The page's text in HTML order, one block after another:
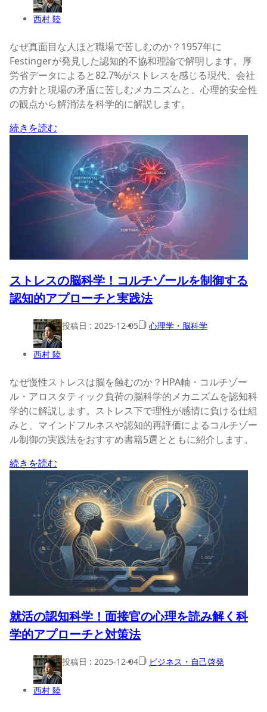
西村 陸
なぜ真面目な人ほど職場で苦しむのか？1957年に
Festingerが発見した認知的不協和理論で解明します。厚
労省データによると82.7%がストレスを感じる現代、会社
の方針と現場の矛盾に苦しむメカニズムと、心理的安全性
の観点から解消法を科学的に解説します。
続きを読む
ストレスの脳科学！コルチゾールを制御する
認知的アプローチと実践法
西村 陸
投稿日 : 2025-12-05 心理学・脳科学
なぜ慢性ストレスは脳を蝕むのか？HPA軸・コルチゾー
ル・アロスタティック負荷の脳科学的メカニズムを認知科
学的に解説します。ストレス下で理性が感情に負ける仕組
みと、マインドフルネスや認知的再評価によるコルチゾー
ル制御の実践法をおすすめ書籍5選とともに紹介します。
続きを読む
就活の認知科学！面接官の心理を読み解く科
学的アプローチと対策法
西村 陸
投稿日 : 2025-12-04 ビジネス・自己啓発